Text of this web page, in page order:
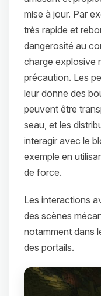
mise à jour. Par
très rapide et
dangerosité au
charge explosive
précaution. Les
leur donne des
peuvent être
seau, et les
interagir avec le
exemple en
de force.
Les interactions
des scènes
notamment dans
des portails.